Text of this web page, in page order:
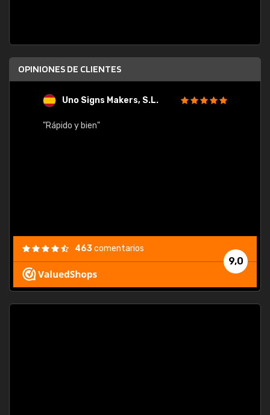
OPINIONES DE CLIENTES
Uno Signs Makers, S.L.
"Rápido y bien"
9,0
463comentarios